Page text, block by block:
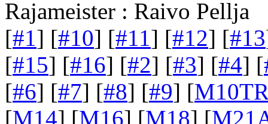
Rajameister : Raivo Pellja
[#1] [#10] [#11] [#12] [#13
[#15] [#16] [#2] [#3] [#4] [
[#6] [#7] [#8] [#9] [
[M14] [M16] [M18] [